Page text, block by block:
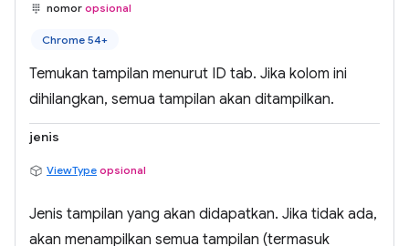
nomor opsional
Chrome 54+
Temukan tampilan menurut ID tab. Jika kolom ini
dihilangkan, semua tampilan akan ditampilkan.
jenis
ViewType opsional
Jenis tampilan yang akan didapatkan. Jika tidak ada,
akan menampilkan semua tampilan (termasuk